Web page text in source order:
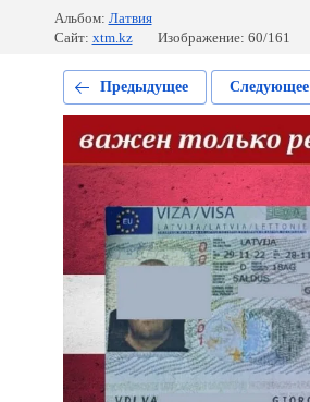
Альбом: Латвия
Сайт: xtm.kz Изображение: 60/161
Предыдущее Следующее